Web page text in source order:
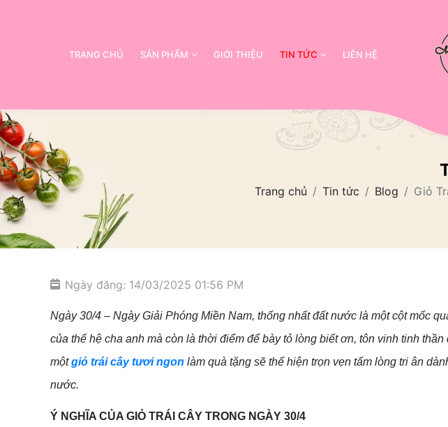
TRANG CHỦ SẢN PHẨM GIỚI THIỆU TIN TỨC LIÊN HỆ
Trang chủ Tin tức Blog Giỏ
Ngày đăng: 14/03/2025 01:56 PM
Ngày 30/4 – Ngày Giải Phóng Miền Nam, thống nhất đất nước là một cột mốc
của thế hệ cha anh mà còn là thời điểm để bày tỏ lòng biết ơn, tôn vinh tinh
mộtgiỏ trái cây tươi ngon làm quà tặng sẽ thể hiện trọn vẹn tấm lòng tri ân
nước.
Ý NGHĨA CỦA GIỎ TRÁI CÂY TRONG NGÀY 30/4